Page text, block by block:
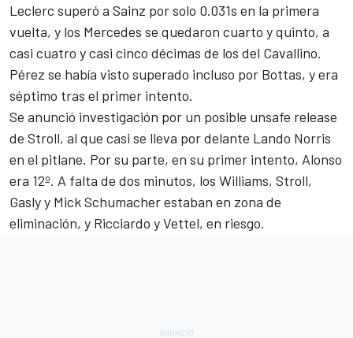
Leclerc superó a Sainz por solo 0.031s en la primera
vuelta, y los Mercedes se quedaron cuarto y quinto, a
casi cuatro y casi cinco décimas de los del Cavallino.
Pérez se había visto superado incluso por Bottas, y era
séptimo tras el primer intento.
Se anunció investigación por un posible unsafe release
de Stroll, al que casi se lleva por delante Lando Norris
en el pitlane. Por su parte, en su primer intento, Alonso
era 12º. A falta de dos minutos, los Williams, Stroll,
Gasly y Mick Schumacher estaban en zona de
eliminación, y Ricciardo y Vettel, en riesgo.